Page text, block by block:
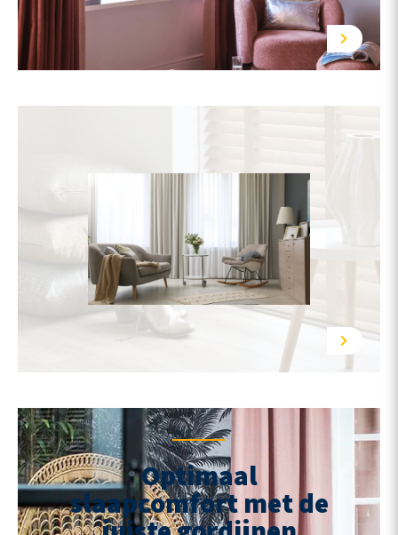
Optimaal
slaapcomfort met de